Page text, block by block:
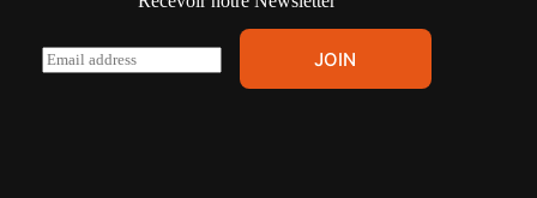
E
m
JOIN